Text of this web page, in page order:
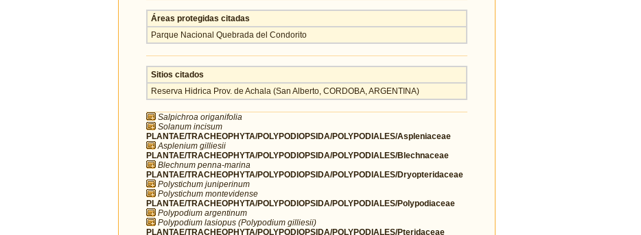
Áreas protegidas citadas
Parque Nacional Quebrada del Condorito
Sitios citados
Reserva Hidrica Prov. de Achala (San Alberto, CORDOBA, ARGENTINA)
Salpichroa origanifolia
Solanum incisum
PLANTAE/TRACHEOPHYTA/POLYPODIOPSIDA/POLYPODIALES/Aspleniaceae
Asplenium gilliesii
PLANTAE/TRACHEOPHYTA/POLYPODIOPSIDA/POLYPODIALES/Blechnaceae
Blechnum penna-marina
PLANTAE/TRACHEOPHYTA/POLYPODIOPSIDA/POLYPODIALES/Dryopteridaceae
Polystichum juniperinum
Polystichum montevidense
PLANTAE/TRACHEOPHYTA/POLYPODIOPSIDA/POLYPODIALES/Polypodiaceae
Polypodium argentinum
Polypodium lasiopus (Polypodium gilliesii)
PLANTAE/TRACHEOPHYTA/POLYPODIOPSIDA/POLYPODIALES/Pteridaceae